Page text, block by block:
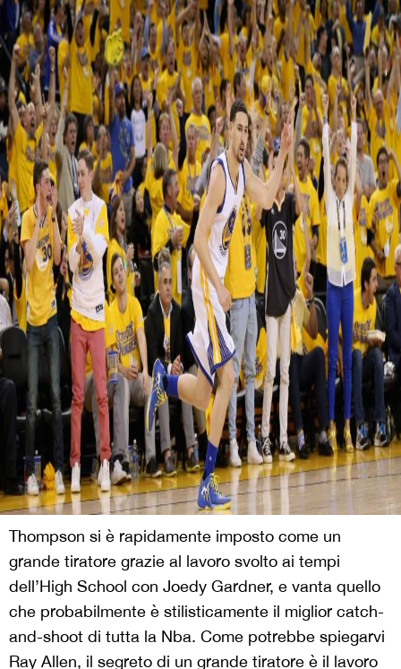
Thompson si è rapidamente imposto come un
grande tiratore grazie al lavoro svolto ai tempi
dell’High School con Joedy Gardner, e vanta quello
che probabilmente è stilisticamente il miglior catch-
and-shoot di tutta la Nba. Come potrebbe spiegarvi
Ray Allen, il segreto di un grande tiratore è il lavoro